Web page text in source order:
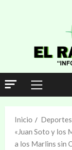
Inicio
Deportes
«Juan Soto y los
a los Marlins sin